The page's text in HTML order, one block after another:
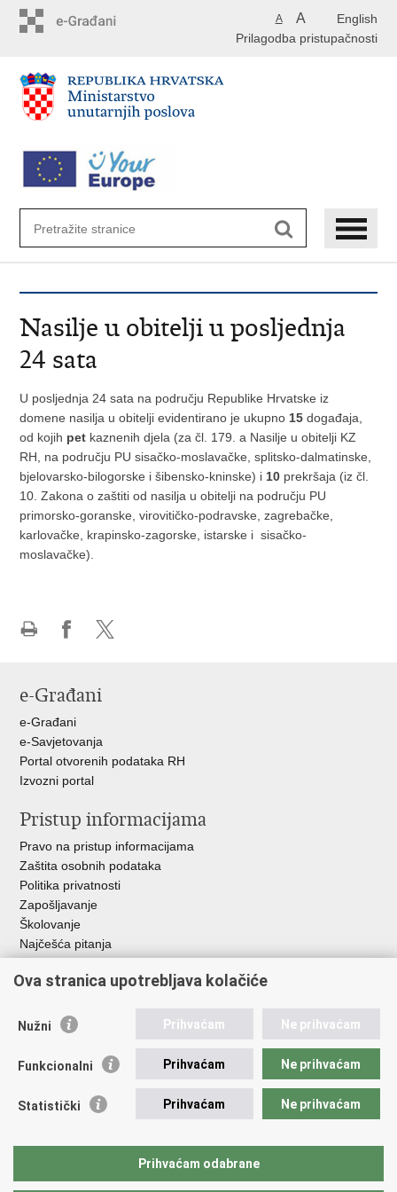
English
A A
Prilagodba pristupačnosti
Nasilje u obitelji u posljednja
24 sata
U posljednja 24 sata na području Republike Hrvatske iz
domene nasilja u obitelji evidentirano je ukupno 15 događaja,
od kojih pet kaznenih djela (za čl. 179. a Nasilje u obitelji KZ
RH, na području PU sisačko-moslavačke, splitsko-dalmatinske,
bjelovarsko-bilogorske i šibensko-kninske) i 10 prekršaja (iz čl.
10. Zakona o zaštiti od nasilja u obitelji na području PU
primorsko-goranske, virovitičko-podravske, zagrebačke,
karlovačke, krapinsko-zagorske, istarske i sisačko-
moslavačke).
Facebooku
X-
e-Građani
e-Građani
e-Savjetovanja
Portal otvorenih podataka RH
Izvozni portal
Pristup informacijama
Pravo na pristup informacijama
Zaštita osobnih podataka
Politika privatnosti
Zapošljavanje
Školovanje
Najčešća pitanja
Važne poveznice
EMN Nacionalna kontaktna točka za Republiku Hrvatsku
Policijska akademija
Zaklada policijske solidarnosti
Udruge
Ova stranica upotrebljava kolačiće
Nužni Prihvaćam Ne prihvaćam
Funkcionalni Prihvaćam Ne prihvaćam
Statistički Prihvaćam Ne prihvaćam
Prihvaćam odabrane